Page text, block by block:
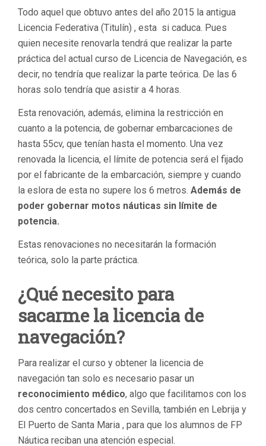
Todo aquel que obtuvo antes del año 2015 la antigua
Licencia Federativa (Titulín) , esta si caduca. Pues
quien necesite renovarla tendrá que realizar la parte
práctica del actual curso de Licencia de Navegación, es
decir, no tendría que realizar la parte teórica. De las 6
horas solo tendría que asistir a 4 horas.
Esta renovación, además, elimina la restricción en
cuanto a la potencia, de gobernar embarcaciones de
hasta 55cv, que tenían hasta el momento. Una vez
renovada la licencia, el límite de potencia será el fijado
por el fabricante de la embarcación, siempre y cuando
la eslora de esta no supere los 6 metros. Además de
poder gobernar motos náuticas sin límite de
potencia.
Estas renovaciones no necesitarán la formación
teórica, solo la parte práctica.
¿Qué necesito para
sacarme la licencia de
navegación?
Para realizar el curso y obtener la licencia de
navegación tan solo es necesario pasar un
reconocimiento médico, algo que facilitamos con los
dos centro concertados en Sevilla, también en Lebrija y
El Puerto de Santa Maria , para que los alumnos de FP
Náutica reciban una atención especial.